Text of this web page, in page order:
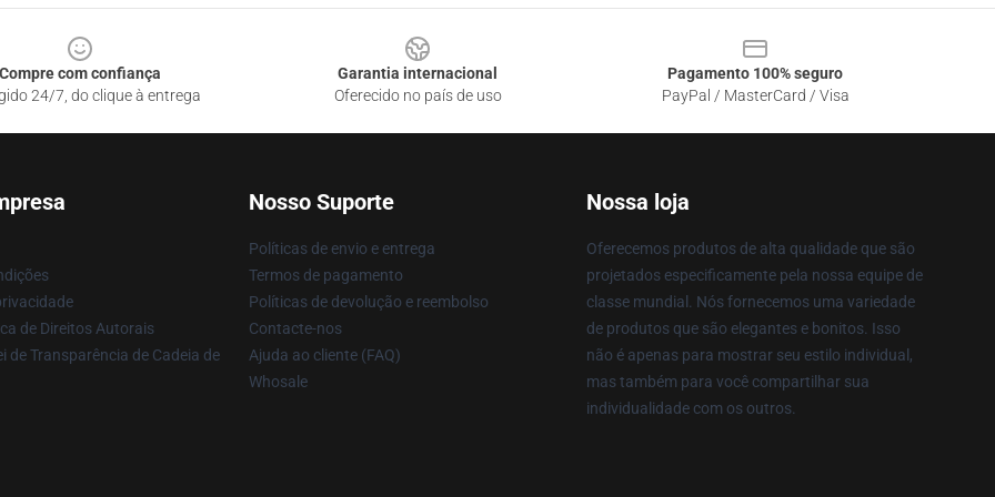
Compre com confiança
24/7, do clique à entrega
Garantia internacional
Oferecido no país de uso
Pagamento 100% seguro
PayPal / MasterCard / Visa
de Direitos Autorais
de Transparência de Cadeia de
Nosso Suporte
Políticas de envio e entrega
Termos de pagamento
Políticas de devolução e reembolso
Contacte-nos
Ajuda ao cliente (FAQ)
Whosale
Nossa loja
Oferecemos produtos de alta qualidade que são
projetados especificamente pela nossa equipe de
classe mundial. Nós fornecemos uma variedade
de produtos que são elegantes e bonitos. Isso
não é apenas para mostrar seu estilo individual,
mas também para você compartilhar sua
individualidade com os outros.